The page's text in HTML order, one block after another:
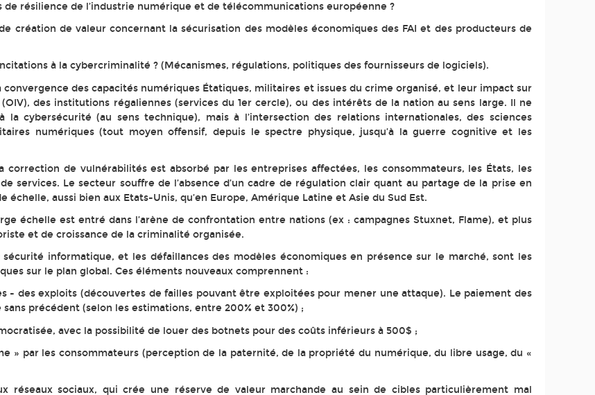
résilience de l’industrie numérique et de télécommunications européenne ?
création de valeur concernant la sécurisation des modèles économiques des FAI et des producteurs de
à la cybercriminalité ? (Mécanismes, régulations, politiques des fournisseurs de logiciels).
convergence des capacités numériques Étatiques, militaires et issues du crime organisé, et leur impact sur
des institutions régaliennes (services du 1er cercle), ou des intérêts de la nation au sens large. Il ne
la cybersécurité (au sens technique), mais à l’intersection des relations internationales, des sciences
numériques (tout moyen offensif, depuis le spectre physique, jusqu’à la guerre cognitive et les
de vulnérabilités est absorbé par les entreprises affectées, les consommateurs, les États, les
services. Le secteur souffre de l’absence d’un cadre de régulation clair quant au partage de la prise en
échelle, aussi bien aux Etats-Unis, qu’en Europe, Amérique Latine et Asie du Sud Est.
échelle est entré dans l’arène de confrontation entre nations (ex : campagnes Stuxnet, Flame), et plus
et de croissance de la criminalité organisée.
informatique, et les défaillances des modèles économiques en présence sur le marché, sont les
sur le plan global. Ces éléments nouveaux comprennent :
- des exploits (découvertes de failles pouvant être exploitées pour mener une attaque). Le paiement des
précédent (selon les estimations, entre 200% et 300%) ;
avec la possibilité de louer des botnets pour des coûts inférieurs à 500$ ;
» par les consommateurs (perception de la paternité, de la propriété du numérique, du libre usage, du «
réseaux sociaux, qui crée une réserve de valeur marchande au sein de cibles particulièrement mal